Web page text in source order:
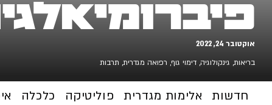
אוקטובר 24, 2022
בריאות, גינקולוגיה, דימוי גוף, רפואה מגדרית, תרבות
חדשות אלימות מגדרית פוליטיקה כלכלה